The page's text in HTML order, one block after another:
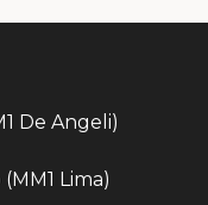
De Angeli)
Lima)